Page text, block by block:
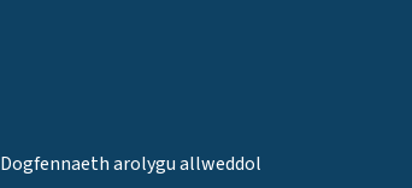
Dogfennaeth arolygu allweddol